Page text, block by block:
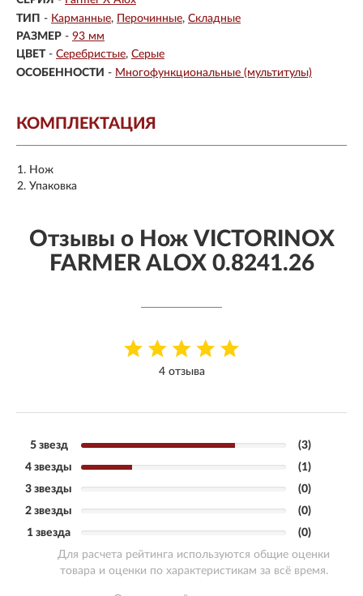
ТИП - Карманные Перочинные Складные
РАЗМЕР - 93 мм
ЦВЕТ - Серебристые Серые
ОСОБЕННОСТИ - Многофункциональные (мультитулы)
КОМПЛЕКТАЦИЯ
Нож
Упаковка
Отзывы о Нож VICTORINOX
FARMER ALOX 0.8241.26
4 отзыва
5 звезд
(3)
4 звезды
(1)
3 звезды
(0)
2 звезды
(0)
1 звезда
(0)
Для расчета рейтинга используются общие оценки
товара и оценки по характеристикам за всё время.